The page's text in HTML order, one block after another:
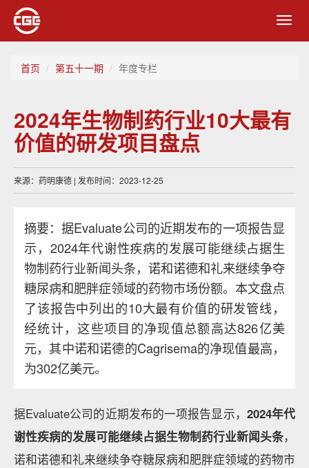
首页 第五十一期 年度专栏
2024年生物制药行业10大最有
价值的研发项目盘点
来源：药明康德 | 发布时间：2023-12-25
摘要：据Evaluate公司的近期发布的一项报告显
示，2024年代谢性疾病的发展可能继续占据生
物制药行业新闻头条，诺和诺德和礼来继续争夺
糖尿病和肥胖症领域的药物市场份额。本文盘点
了该报告中列出的10大最有价值的研发管线，
经统计，这些项目的净现值总额高达826亿美
元，其中诺和诺德的Cagrisema的净现值最高，
为302亿美元。
据Evaluate公司的近期发布的一项报告显示， 2024年代
谢性疾病的发展可能继续占据生物制药行业新闻头条，
诺和诺德和礼来继续争夺糖尿病和肥胖症领域的药物市